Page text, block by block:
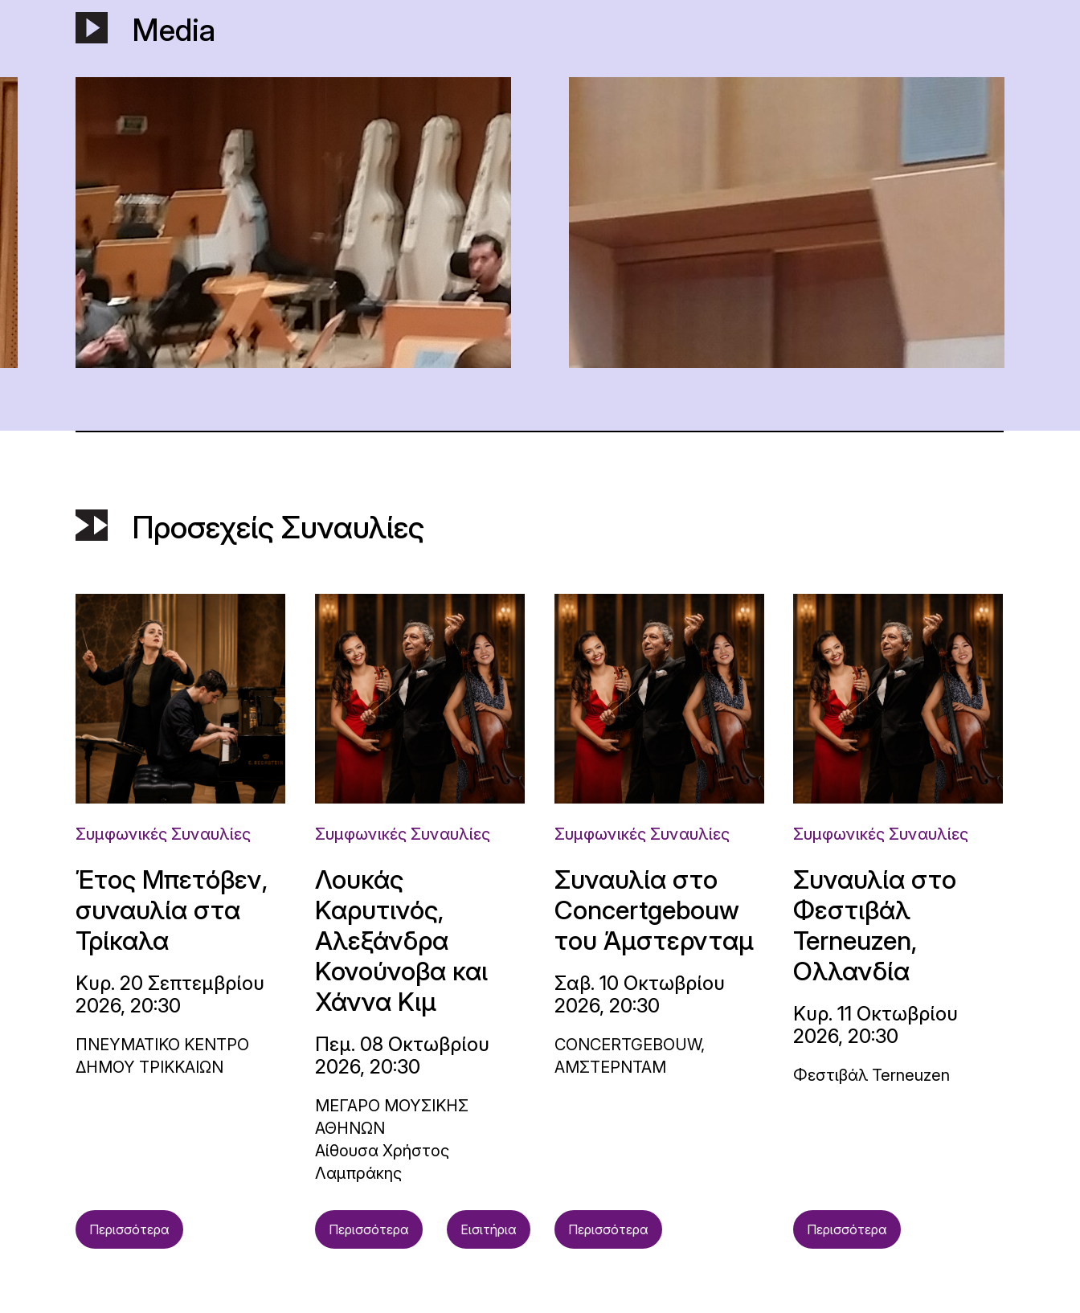
Media
Προσεχείς Συναυλίες
Συμφωνικές Συναυλίες
Έτος Μπετόβεν,
συναυλία στα
Τρίκαλα
Κυρ. 20 Σεπτεμβρίου
2026, 20:30
ΠΝΕΥΜΑΤΙΚΟ ΚΕΝΤΡΟ
ΔΗΜΟΥ ΤΡΙΚΚΑΙΩΝ
Περισσότερα
Συμφωνικές Συναυλίες
Λουκάς
Καρυτινός,
Αλεξάνδρα
Κονούνοβα και
Χάννα Κιμ
Πεμ. 08 Οκτωβρίου
2026, 20:30
ΜΕΓΑΡΟ ΜΟΥΣΙΚΗΣ
ΑΘΗΝΩΝ
Αίθουσα Χρήστος
Λαμπράκης
Περισσότερα Εισιτήρια
Συμφωνικές Συναυλίες
Συναυλία στο
Concertgebouw
του Άμστερνταμ
Σαβ. 10 Οκτωβρίου
2026, 20:30
CONCERTGEBOUW,
ΑΜΣΤΕΡΝΤΑΜ
Περισσότερα
Συμφωνικές Συναυλίες
Συναυλία στο
Φεστιβάλ
Terneuzen,
Ολλανδία
Κυρ. 11 Οκτωβρίου
2026, 20:30
Φεστιβάλ Terneuzen
Περισσότερα